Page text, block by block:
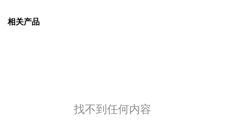
相关产品
找不到任何内容